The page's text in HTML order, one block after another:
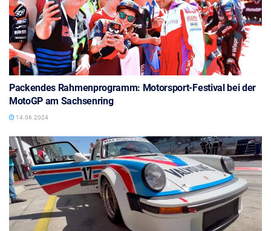
Packendes Rahmenprogramm: Motorsport-Festival bei der
MotoGP am Sachsenring
14.06.2024